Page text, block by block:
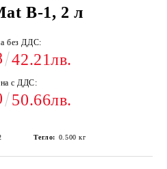
B-1, 2 л
без ДДС:
42.21лв.
с ДДС:
50.66лв.
Тегло: 0.500 кг